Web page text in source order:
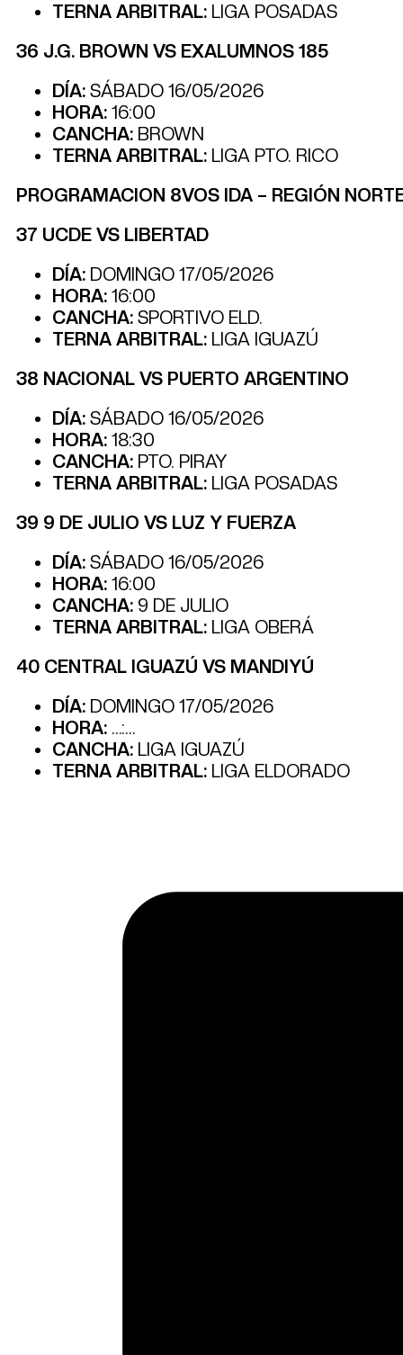
TERNA ARBITRAL: LIGA POSADAS
36 J.G. BROWN VS EXALUMNOS 185
DÍA: SÁBADO 16/05/2026
HORA: 16:00
CANCHA: BROWN
TERNA ARBITRAL: LIGA PTO. RICO
PROGRAMACION 8VOS IDA – REGIÓN
37 UCDE VS LIBERTAD
DÍA: DOMINGO 17/05/2026
HORA: 16:00
CANCHA: SPORTIVO ELD.
TERNA ARBITRAL: LIGA IGUAZÚ
38 NACIONAL VS PUERTO ARGENTINO
DÍA: SÁBADO 16/05/2026
HORA: 18:30
CANCHA: PTO. PIRAY
TERNA ARBITRAL: LIGA POSADAS
39 9 DE JULIO VS LUZ Y FUERZA
DÍA: SÁBADO 16/05/2026
HORA: 16:00
CANCHA: 9 DE JULIO
TERNA ARBITRAL: LIGA OBERÁ
40 CENTRAL IGUAZÚ VS MANDIYÚ
DÍA: DOMINGO 17/05/2026
HORA: …:…
CANCHA: LIGA IGUAZÚ
TERNA ARBITRAL: LIGA ELDORADO